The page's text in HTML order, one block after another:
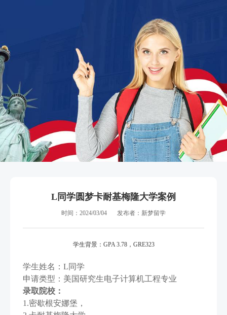
L同学圆梦卡耐基梅隆大学案例
时间：2024/03/04 发布者：新梦留学
学生背景：GPA 3.78，GRE323
学生姓名：L同学
申请类型：美国研究生电子计算机工程专业
录取院校：
1.密歇根安娜堡，